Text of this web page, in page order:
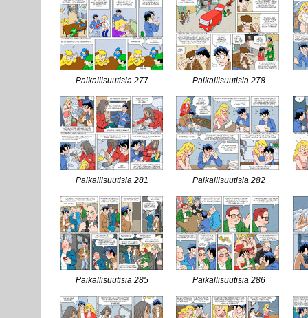
Paikallisuutisia 277 Paikallisuutisia 278
Paikallisuutisia 281 Paikallisuutisia 282
Paikallisuutisia 285 Paikallisuutisia 286